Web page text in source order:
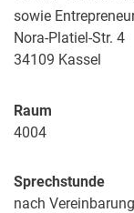
sowie
Nora-Platiel-Str. 4
34109 Kassel
Raum
4004
Sprechstunde
nach Vereinbarung